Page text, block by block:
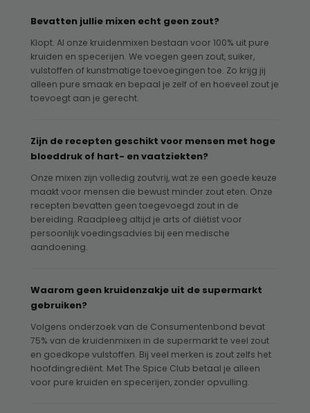
Bevatten jullie mixen echt geen zout?
Klopt. Al onze kruidenmixen bestaan voor 100% uit pure
kruiden en specerijen. We voegen geen zout, suiker,
vulstoffen of kunstmatige toevoegingen toe. Zo krijg jij
alleen pure smaak en bepaal je zelf of en hoeveel zout je
toevoegt aan je gerecht.
Zijn de recepten geschikt voor mensen met hoge
bloeddruk of hart- en vaatziekten?
Onze mixen zijn volledig zoutvrij, wat ze een goede keuze
maakt voor mensen die bewust minder zout eten. Onze
recepten bevatten geen toegevoegd zout in de
bereiding. Raadpleeg altijd je arts of diëtist voor
persoonlijk voedingsadvies bij een medische
aandoening.
Waarom geen kruidenzakje uit de supermarkt
gebruiken?
Volgens onderzoek van de Consumentenbond bevat
75% van de kruidenmixen in de supermarkt te veel zout
en goedkope vulstoffen. Bij veel merken is zout zelfs het
hoofdingrediënt. Met The Spice Club betaal je alleen
voor pure kruiden en specerijen, zonder opvulling.